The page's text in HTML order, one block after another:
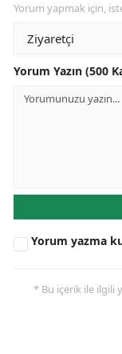
Yorum yapmak için,
Yorum Yazın (500
Yorum yazma
* Bu içerik ile ilgili